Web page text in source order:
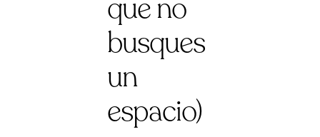
que no
busques
un
espacio)